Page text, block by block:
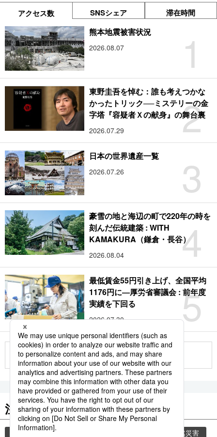
アクセス数 SNSシェア 滞在時間
1
熊本地震被害状況
2026.08.07
2
東野圭吾を悼む：誰も考えつかな
かったトリック──ミステリーの金
字塔『容疑者Ｘの献身』の舞台裏
2026.07.29
3
日本の世界遺産一覧
2026.07.26
4
豪雪の地と海辺の町で220年の時を
刻んだ伝統建築 : WITH
KAMAKURA（鎌倉・長谷）
2026.08.04
5
最低賃金55円引き上げ、全国平均
1176円に―厚労省審議会 : 前年度
実績を下回る
2026.07.30
もっと見る
注目のキーワード
共同通信ニュース 自然災害